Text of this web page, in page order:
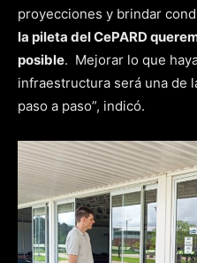
proyecciones y brindar
la pileta del CePARD
posible. Mejorar lo que
infraestructura será una de
paso a paso”, indicó.